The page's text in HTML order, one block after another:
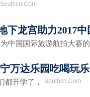
Southcn.Com
下龙宫助力2017
国国际旅游航拍大赛的
万达乐园吃喝玩
开学了， Southcn.Com